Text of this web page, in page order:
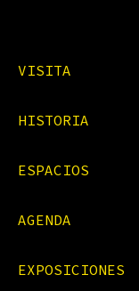
VISITA
HISTORIA
ESPACIOS
AGENDA
EXPOSICIONES